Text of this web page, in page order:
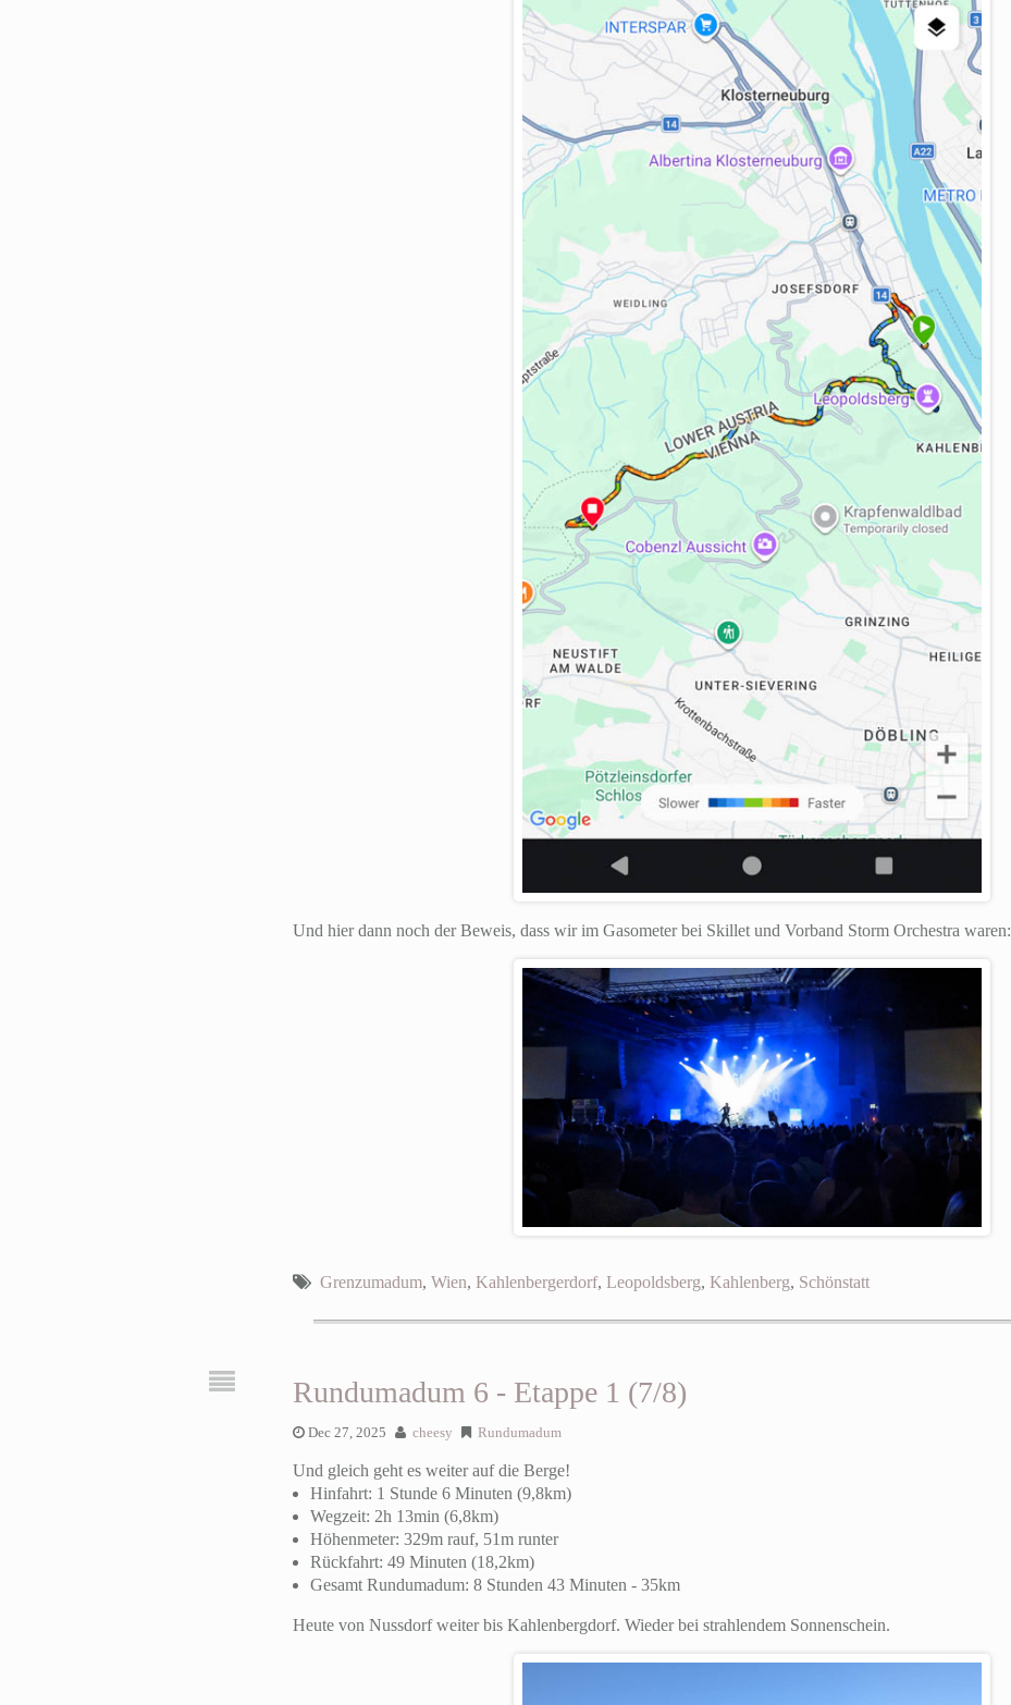
Und hier dann noch der Beweis, dass wir im Gasometer bei Skillet und Vorband Storm Orchestra waren:
Grenzumadum, Wien, Kahlenbergerdorf, Leopoldsberg, Kahlenberg, Schönstatt
Rundumadum 6 - Etappe 1 (7/8)
Dec 27, 2025 cheesy Rundumadum
Und gleich geht es weiter auf die Berge!
Hinfahrt: 1 Stunde 6 Minuten (9,8km)
Wegzeit: 2h 13min (6,8km)
Höhenmeter: 329m rauf, 51m runter
Rückfahrt: 49 Minuten (18,2km)
Gesamt Rundumadum: 8 Stunden 43 Minuten - 35km
Heute von Nussdorf weiter bis Kahlenbergdorf. Wieder bei strahlendem Sonnenschein.